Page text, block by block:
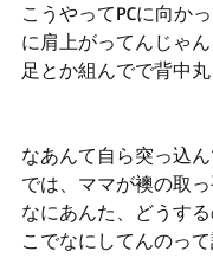
こうやってPCに向か
に肩上がってんじゃん
足とか組んでで背中丸
なあんて自ら突っ込
では、ママが襖の取っ
なにあんた、どうす
こでなにしてんのって